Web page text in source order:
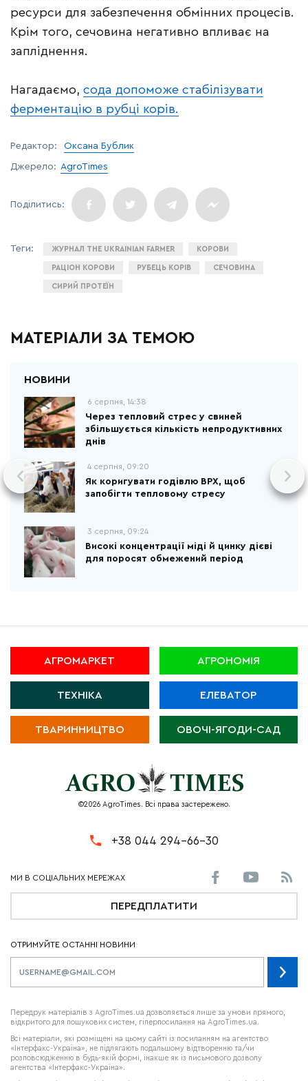
ресурси для забезпечення обмінних процесів.
Крім того, сечовина негативно впливає на
запліднення.
Нагадаємо, сода допоможе стабілізувати
ферментацію в рубці корів.
Редактор: Оксана Бублик
Джерело: AgroTimes
ЖУРНАЛ THE UKRAINIAN FARMER КОРОВИ
РАЦІОН КОРОВИ РУБЕЦЬ КОРІВ СЕЧОВИНА
СИРИЙ ПРОТЕЇН
МАТЕРІАЛИ ЗА ТЕМОЮ
6 серпня, 14:38
Через тепловий стрес у свиней
збільшується кількість непродуктивних
днів
4 серпня, 09:20
Як коригувати годівлю ВРХ, щоб
запобігти тепловому стресу
3 серпня, 09:24
Високі концентрації міді й цинку дієві
для поросят обмежений період
АГРОМАРКЕТ АГРОНОМІЯ
ТЕХНІКА ЕЛЕВАТОР
ТВАРИННИЦТВО ОВОЧІ-ЯГОДИ-САД
©2026 AgroTimes. Всі права застережено.
+38 044 294-66-30
ПЕРЕДПЛАТИТИ
ОТРИМУЙТЕ ОСТАННІ НОВИНИ
Передрук матеріалів з AgroTimes.ua дозволяється лише за умови прямого,
відкритого для пошукових систем, гіперпосилання на AgroTimes.ua.
Всі матеріали, які розміщені на цьому сайті із посиланням на агентство
«Інтерфакс-Україна», не підлягають подальшому відтворенню та/чи
розповсюдженню в будь-якій формі, інакше як із письмового дозволу
агентства «Інтерфакс-Україна».